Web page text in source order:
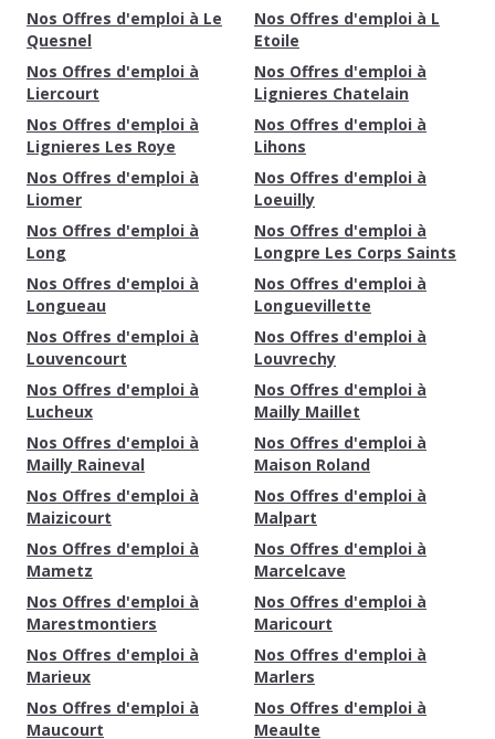
Nos Offres d'emploi à Le
Quesnel
Nos Offres d'emploi à L
Etoile
Nos Offres d'emploi à
Liercourt
Nos Offres d'emploi à
Lignieres Chatelain
Nos Offres d'emploi à
Lignieres Les Roye
Nos Offres d'emploi à
Lihons
Nos Offres d'emploi à
Liomer
Nos Offres d'emploi à
Loeuilly
Nos Offres d'emploi à
Long
Nos Offres d'emploi à
Longpre Les Corps Saints
Nos Offres d'emploi à
Longueau
Nos Offres d'emploi à
Longuevillette
Nos Offres d'emploi à
Louvencourt
Nos Offres d'emploi à
Louvrechy
Nos Offres d'emploi à
Lucheux
Nos Offres d'emploi à
Mailly Maillet
Nos Offres d'emploi à
Mailly Raineval
Nos Offres d'emploi à
Maison Roland
Nos Offres d'emploi à
Maizicourt
Nos Offres d'emploi à
Malpart
Nos Offres d'emploi à
Mametz
Nos Offres d'emploi à
Marcelcave
Nos Offres d'emploi à
Marestmontiers
Nos Offres d'emploi à
Maricourt
Nos Offres d'emploi à
Marieux
Nos Offres d'emploi à
Marlers
Nos Offres d'emploi à
Maucourt
Nos Offres d'emploi à
Meaulte